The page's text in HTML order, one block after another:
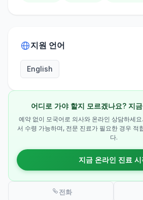
지원 언어
English
어디로 가야 할지 모르겠나요? 지
예약 없이 모국어로 의사와 온라인 상담하세
서 수령 가능하며, 전문 진료가 필요한 경우 적
다.
지금 온라인 진료 시
전화